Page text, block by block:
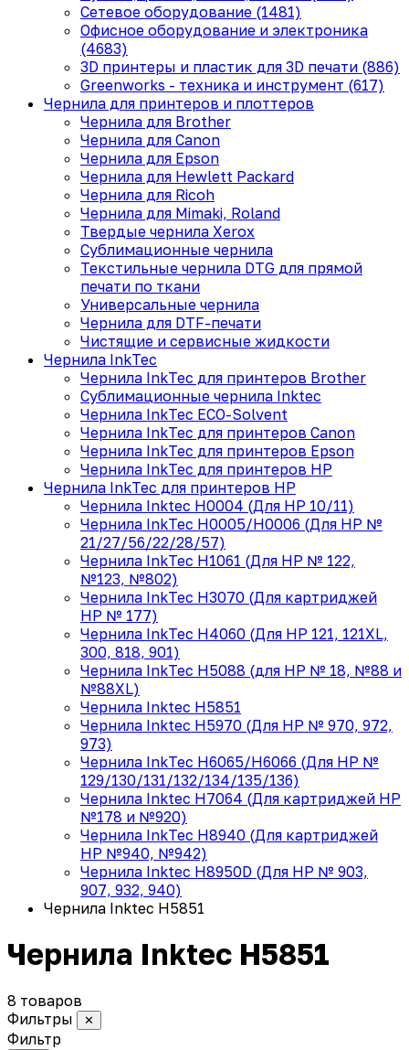
Сетевое оборудование (1481)
Офисное оборудование и электроника
(4683)
3D принтеры и пластик для 3D печати (886)
Greenworks - техника и инструмент (617)
Чернила для принтеров и плоттеров
Чернила для Brother
Чернила для Canon
Чернила для Epson
Чернила для Hewlett Packard
Чернила для Ricoh
Чернила для Mimaki, Roland
Твердые чернила Xerox
Сублимационные чернила
Текстильные чернила DTG для прямой
печати по ткани
Универсальные чернила
Чернила для DTF-печати
Чистящие и сервисные жидкости
Чернила InkTec
Чернила InkTec для принтеров Brother
Сублимационные чернила Inktec
Чернила InkTec ECO-Solvent
Чернила InkTec для принтеров Canon
Чернила InkTec для принтеров Epson
Чернила InkTec для принтеров HP
Чернила InkTec для принтеров HP
Чернила Inktec H0004 (Для HP 10/11)
Чернила InkTec H0005/H0006 (Для HP №
21/27/56/22/28/57)
Чернила InkTec H1061 (Для HP № 122,
№123, №802)
Чернила InkTec H3070 (Для картриджей
HP № 177)
Чернила InkTec H4060 (Для HP 121, 121XL,
300, 818, 901)
Чернила InkTec H5088 (для HP № 18, №88 и
№88XL)
Чернила Inktec H5851
Чернила Inktec H5970 (Для HP № 970, 972,
973)
Чернила InkTec H6065/H6066 (Для HP №
129/130/131/132/134/135/136)
Чернила Inktec H7064 (Для картриджей HP
№178 и №920)
Чернила InkTec H8940 (Для картриджей
HP №940, №942)
Чернила Inktec H8950D (Для HP № 903,
907, 932, 940)
Чернила Inktec H5851
Чернила Inktec H5851
8 товаров
Фильтры
✕
Фильтр